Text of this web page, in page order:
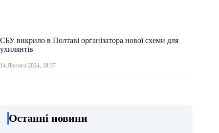
СБУ викрило в Полтаві організатора нової схеми для
ухилянтів
14 Лютого 2024, 18:37
Останні новини